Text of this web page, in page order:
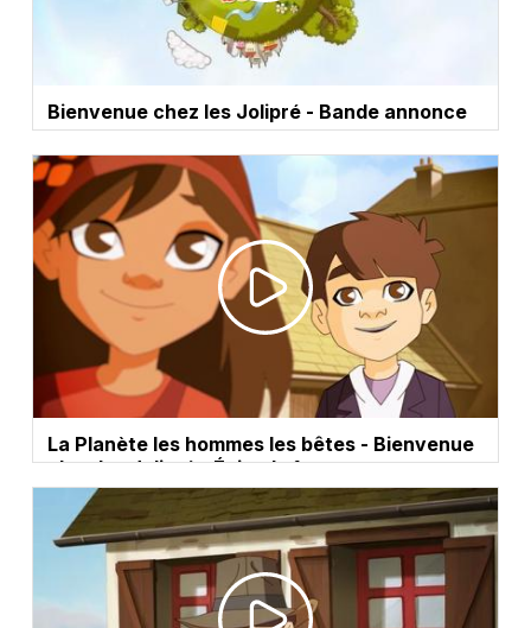
Bienvenue chez les Jolipré - Bande annonce
La Planète les hommes les bêtes - Bienvenue
chez les Jolipré - Épisode 1